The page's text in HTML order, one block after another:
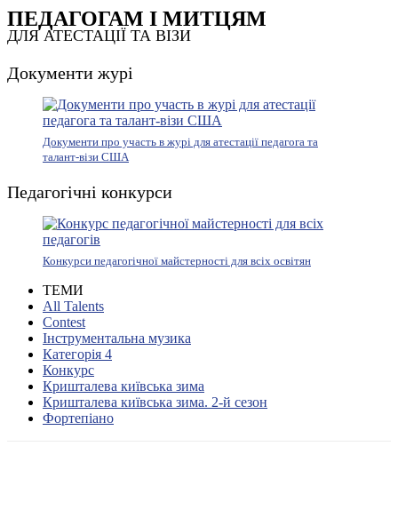
ПЕДАГОГАМ І МИТЦЯМ
ДЛЯ АТЕСТАЦІЇ ТА ВІЗИ
Документи журі
Документи про участь в журі для атестації педагога та
талант-візи США
Педагогічні конкурси
Конкурси педагогічної майстерності для всіх освітян
ТЕМИ
All Talents
Contest
Інструментальна музика
Категорія 4
Конкурс
Кришталева київська зима
Кришталева київська зима. 2-й сезон
Фортепіано